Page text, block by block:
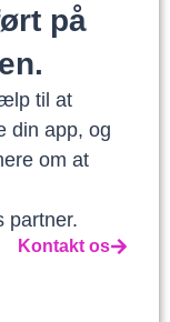
på
til at
din app, og
om at
partner.
Kontakt os